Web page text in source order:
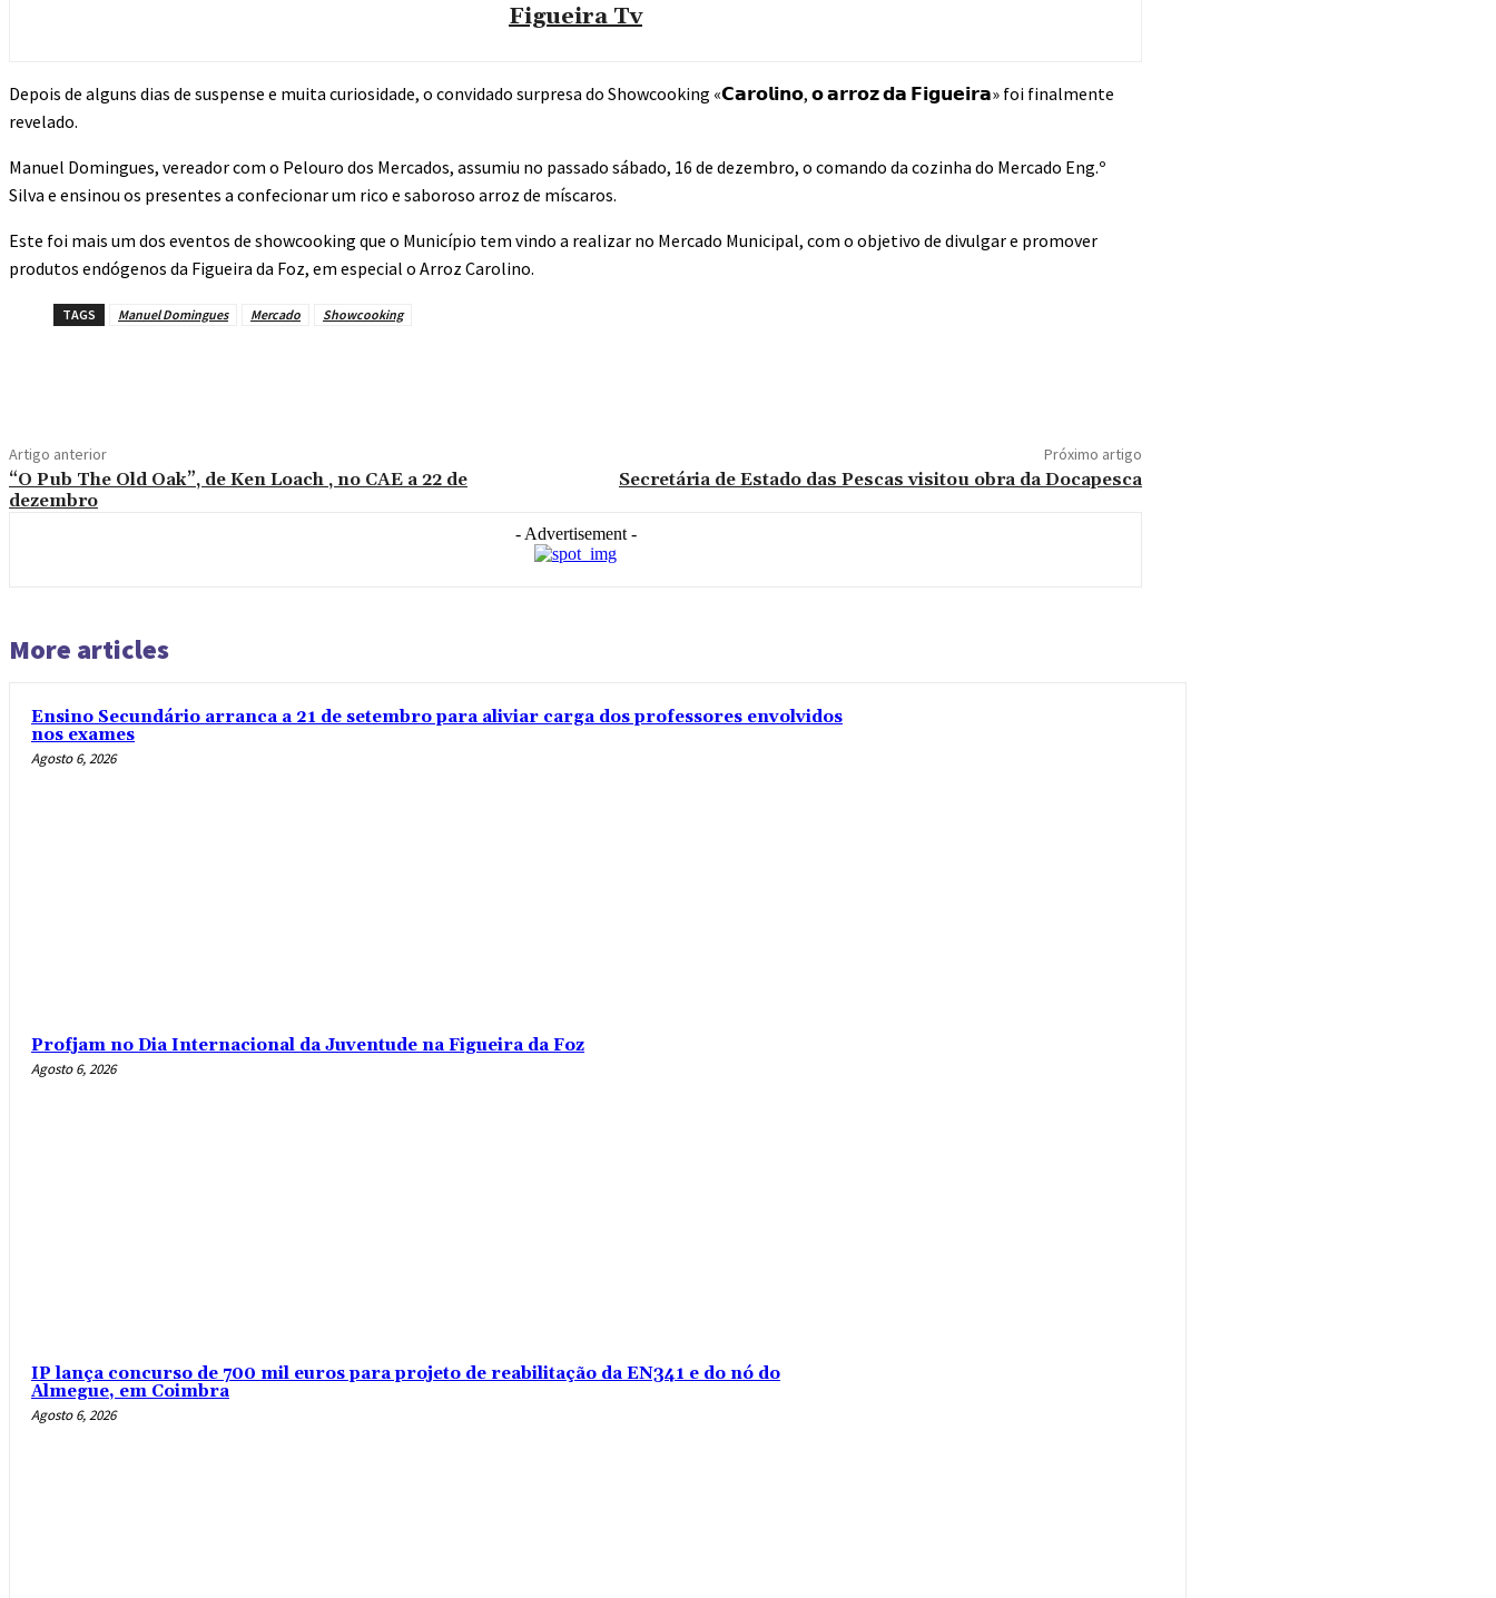
Figueira Tv
Depois de alguns dias de suspense e muita curiosidade, o convidado surpresa do Showcooking «𝗖𝗮𝗿𝗼𝗹𝗶𝗻𝗼, 𝗼 𝗮𝗿𝗿𝗼𝘇 𝗱𝗮 𝗙𝗶𝗴𝘂𝗲𝗶𝗿𝗮» foi finalmente
revelado.
Manuel Domingues, vereador com o Pelouro dos Mercados, assumiu no passado sábado, 16 de dezembro, o comando da cozinha do Mercado Eng.º
Silva e ensinou os presentes a confecionar um rico e saboroso arroz de míscaros.
Este foi mais um dos eventos de showcooking que o Município tem vindo a realizar no Mercado Municipal, com o objetivo de divulgar e promover
produtos endógenos da Figueira da Foz, em especial o Arroz Carolino.
TAGS Manuel Domingues Mercado Showcooking
Artigo anterior
“O Pub The Old Oak”, de Ken Loach , no CAE a 22 de
dezembro
Próximo artigo
Secretária de Estado das Pescas visitou obra da Docapesca
- Advertisement -
More articles
Ensino Secundário arranca a 21 de setembro para aliviar carga dos professores envolvidos
nos exames
Agosto 6, 2026
Profjam no Dia Internacional da Juventude na Figueira da Foz
Agosto 6, 2026
IP lança concurso de 700 mil euros para projeto de reabilitação da EN341 e do nó do
Almegue, em Coimbra
Agosto 6, 2026